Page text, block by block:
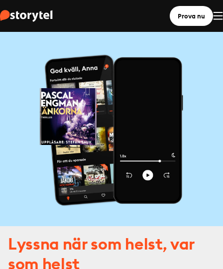
Prova nu
Lyssna när som helst, var
som helst